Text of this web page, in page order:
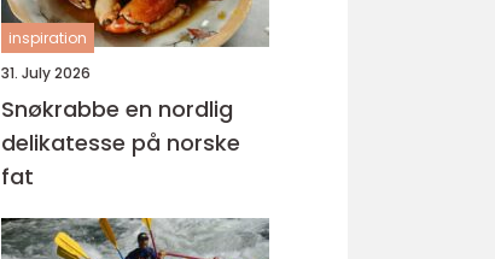
inspiration
31. July 2026
Snøkrabbe en nordlig
delikatesse på norske
fat